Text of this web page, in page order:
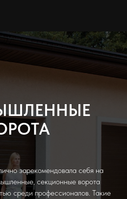
зарекомендовала себя на
секционные ворота
среди профессионалов. Такие